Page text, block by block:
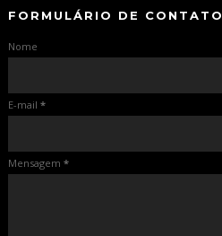
FORMULÁRIO DE CONTATO
Nome
E-mail *
Mensagem *